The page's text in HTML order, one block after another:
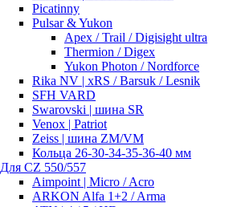
Picatinny
Pulsar & Yukon
Apex / Trail / Digisight ultra
Thermion / Digex
Yukon Photon / Nordforce
Rika NV | xRS / Barsuk / Lesnik
SFH VARD
Swarovski | шина SR
Venox | Patriot
Zeiss | шина ZM/VM
Кольца 26-30-34-35-36-40 мм
Для CZ 550/557
Aimpoint | Micro / Acro
ARKON Alfa 1+2 / Arma